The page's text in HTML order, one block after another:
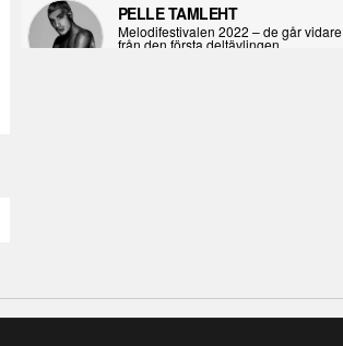
PELLE TAMLEHT
Melodifestivalen 2022 – de går vidare
från den första deltävlingen
Det är inte din demokratiska plikt att
delta i instagramaktivism.